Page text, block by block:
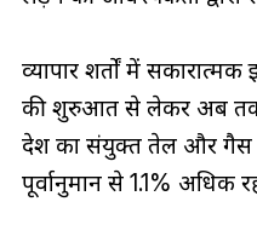
व्यापार शर्तों में
की शुरुआत से लेकर अब
देश का संयुक्त तेल और गैस
पूर्वानुमान से 1.1% अधिक